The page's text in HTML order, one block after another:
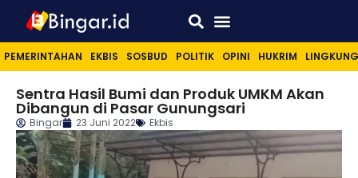
PEMERINTAHAN EKBIS SOSBUD POLITIK OPINI HUKRIM
Sentra Hasil Bumi dan Produk UMKM Akan
Dibangun di Pasar Gunungsari
Bingar 23 Juni 2022 Ekbis